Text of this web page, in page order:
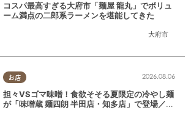
大府市
コスパ最高すぎる大府市「麺屋 龍丸」でボリュ
ーム満点の二郎系ラーメンを堪能してきた
お店 2026.08.06
担々VSゴマ味噌！食欲そそる夏限定の冷やし麺
が「味噌蔵 麺四朗 半田店・知多店」で登場／ち